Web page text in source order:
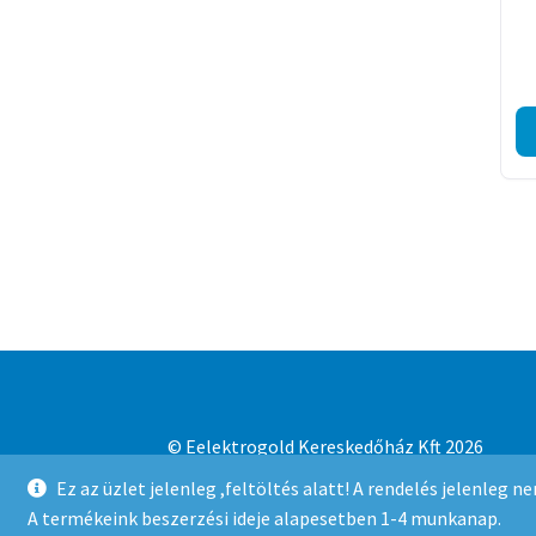
Ez az üzlet jelenleg ,feltöltés alatt! A rendelés jelenleg
A termékeink beszerzési ideje alapesetben 1-4 munkanap.
© Eelektrogold Kereskedőház Kft 2026
Adatvédelmi irányelvek
Built with